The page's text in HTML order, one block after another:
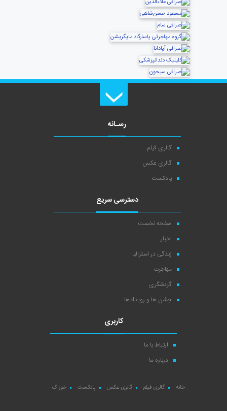
رسـانه
گالری فیلم
گالری عکس
پادکست
دسترسی سریع
صفحه نخست
اخبار
زندگی در استرالیا
مهاجرت
گردشگری
جشن ها و رویدادها
کاربری
ارتباط با ما
درباره ما
خانه گالری فیلم گالری عکس پادکست خوراک